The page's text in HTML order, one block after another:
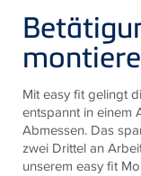
Mit easy fit gelingt
entspannt in einem
Abmessen. Das
zwei Drittel an
unserem easy fit